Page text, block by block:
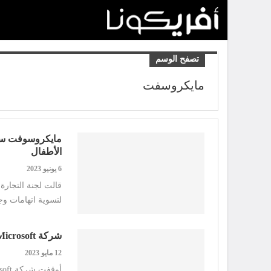
تصفح الوسم
مايكروسفت
الأطفال
6 يونيو 2023
لتسوية اتهامات
شركة Microsoft توقف زيادات الرواتب لموظفي الدوام الكامل في 2023
12 مايو 2023